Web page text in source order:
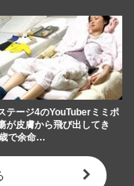
テージ4のYouTuberミミポ
が皮膚から飛び出してき
で余命…